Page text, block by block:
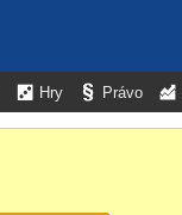
Hry Právo